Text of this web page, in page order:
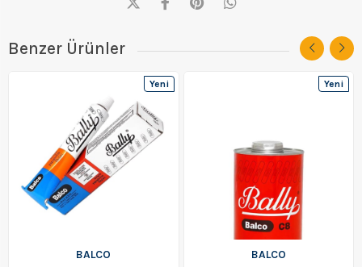
Benzer Ürünler
BALCO
Yeni
BALCO
Yeni